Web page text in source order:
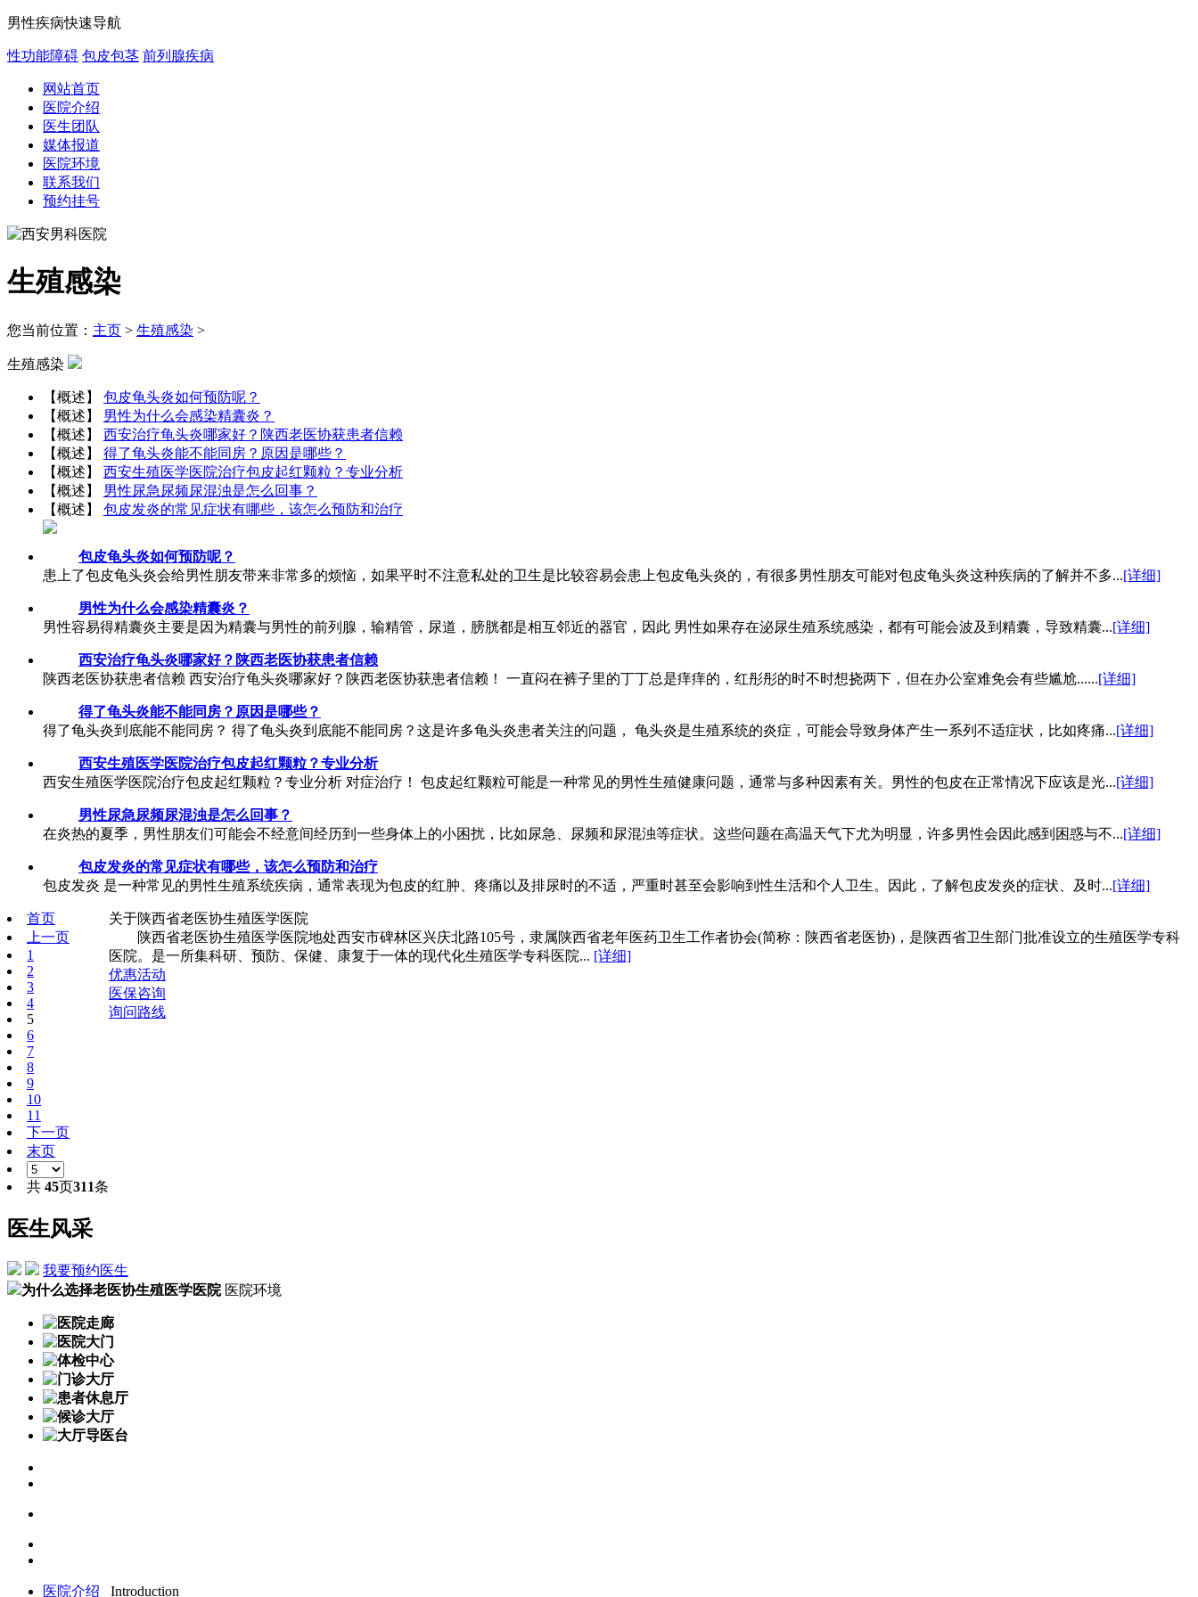
男性疾病快速导航
性功能障碍 包皮包茎 前列腺疾病
网站首页
医院介绍
医生团队
媒体报道
医院环境
联系我们
预约挂号
生殖感染
您当前位置： 主页 > 生殖感染 >
生殖感染
【概述】 包皮龟头炎如何预防呢？
【概述】 男性为什么会感染精囊炎？
【概述】 西安治疗龟头炎哪家好？陕西老医协获患者信赖
【概述】 得了龟头炎能不能同房？原因是哪些？
【概述】 西安生殖医学医院治疗包皮起红颗粒？专业分析
【概述】 男性尿急尿频尿混浊是怎么回事？
【概述】 包皮发炎的常见症状有哪些，该怎么预防和治疗
包皮龟头炎如何预防呢？
患上了包皮龟头炎会给男性朋友带来非常多的烦恼，如果平时不注意私处的卫生是比较容易会患上包皮龟头炎的，有很多男性朋友可能对包皮龟头炎这种疾病的了解并不多...[详细]
男性为什么会感染精囊炎？
男性容易得精囊炎主要是因为精囊与男性的前列腺，输精管，尿道，膀胱都是相互邻近的器官，因此 男性如果存在泌尿生殖系统感染，都有可能会波及到精囊，导致精囊...[详细]
西安治疗龟头炎哪家好？陕西老医协获患者信赖
陕西老医协获患者信赖 西安治疗龟头炎哪家好？陕西老医协获患者信赖！ 一直闷在裤子里的丁丁总是痒痒的，红彤彤的时不时想挠两下，但在办公室难免会有些尴尬......[详细]
得了龟头炎能不能同房？原因是哪些？
得了龟头炎到底能不能同房？ 得了龟头炎到底能不能同房？这是许多龟头炎患者关注的问题， 龟头炎是生殖系统的炎症，可能会导致身体产生一系列不适症状，比如疼痛...[详细]
西安生殖医学医院治疗包皮起红颗粒？专业分析
西安生殖医学医院治疗包皮起红颗粒？专业分析 对症治疗！ 包皮起红颗粒可能是一种常见的男性生殖健康问题，通常与多种因素有关。男性的包皮在正常情况下应该是光...[详细]
男性尿急尿频尿混浊是怎么回事？
在炎热的夏季，男性朋友们可能会不经意间经历到一些身体上的小困扰，比如尿急、尿频和尿混浊等症状。这些问题在高温天气下尤为明显，许多男性会因此感到困惑与不...[详细]
包皮发炎的常见症状有哪些，该怎么预防和治疗
包皮发炎 是一种常见的男性生殖系统疾病，通常表现为包皮的红肿、疼痛以及排尿时的不适，严重时甚至会影响到性生活和个人卫生。因此，了解包皮发炎的症状、及时...[详细]
首页
上一页
1
2
3
4
5
6
7
8
9
10
11
下一页
末页
共 45页311条
关于陕西省老医协生殖医学医院
陕西省老医协生殖医学医院地处西安市碑林区兴庆北路105号，隶属陕西省老年医药卫生工作者协会(简称：陕西省老医协)，是陕西省卫生部门批准设立的生殖医学专科
医院。是一所集科研、预防、保健、康复于一体的现代化生殖医学专科医院... [详细]
优惠活动
医保咨询
询问路线
医生风采
我要预约医生
为什么选择老医协生殖医学医院 医院环境
医院介绍 Introduction